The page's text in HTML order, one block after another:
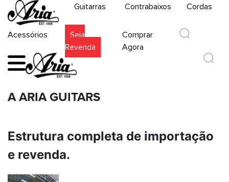
Guitarras Contrabaixos Cordas
Acessórios
Seja
Revenda
Comprar
Agora
AARIA GUITARS
Estrutura completa de importação
e revenda.